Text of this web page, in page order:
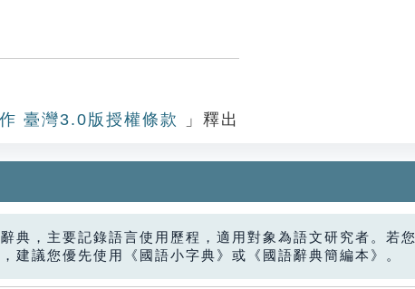
臺灣3.0版授權條款 」釋出
典，主要記錄語言使用歷程，適用對象為語文研究者。若
建議您優先使用《國語小字典》或《國語辭典簡編本》。